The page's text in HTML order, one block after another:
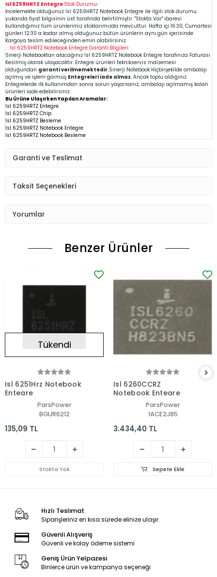
Isl 6259HRTZ Entegre Stok Durumu:
İncelemekte olduğunuz Isl 6259HRTZ Notebook Entegre ile ilgili stok durumu
yukarıda fiyat bilgisinin üst tarafında belirtilmiştir. "Stokta Var" ibaresi
kullandığımız tüm ürünlerimiz stoklarımızda mevcuttur. Hafta içi 16:30, Cumartesi
günleri 12:30 a kadar almış olduğunuz bütün ürünlerin aynı gün içerisinde
Kargoya teslim edileceğinden emin olabilirsiniz.
Isl 6259HRTZ Notebook Entegre Garanti Bilgileri:
Sinerji Notebooktan alacağınız Isl 6259HRTZ Notebook Entegre tarafınıza Faturası
Kesilmiş olarak ulaşacaktır. Entegre ürünleri teknikservis malzemesi
olduğundan garanti verilmemektedir.Sinerji Notebook Hiçbirşekilde ambalajı
açılmış ve işlem görmüş Entegreleri iade almaz.Ancak toplu aldığınız
Entegrelerde ilk kullanımdan sonra sorun yaşarsanız; ambalajı açılmamış kalan
ürünleri iade edebilirsiniz.
Bu Ürüne Ulaşırken Yapılan Aramalar:
Isl 6259HRTZ Entegre
Isl 6259HRTZ Chip
Isl 6259HRTZ Besleme
Isl 6259HRTZ Notebook Entegre
Isl 6259HRTZ Notebook Besleme
Garanti ve Teslimat
Taksit Seçenekleri
Yorumlar
Benzer Ürünler
Tükendi
Isl 6251Hrz Notebook
Entegre
ParsPower
BGUR6212
135,09 TL
Stokta Yok
Isl 6260CCRZ
Notebook Entegre
ParsPower
1ACE2J85
3.434,40 TL
Sepete Ekle
Hızlı Teslimat
Siparişleriniz en kısa sürede elinize ulaşır.
Güvenli Alışveriş
Güvenli ve kolay ödeme sistemi
Geniş Ürün Yelpazesi
Binlerce ürün ve kampanya seçeneği